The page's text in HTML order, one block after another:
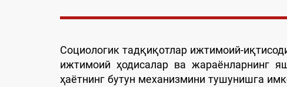
Социологик тадқиқотлар ижтимоий-
ижтимоий ҳодисалар ва жараёнларнинг
ҳаётнинг бутун механизмини тушунишга